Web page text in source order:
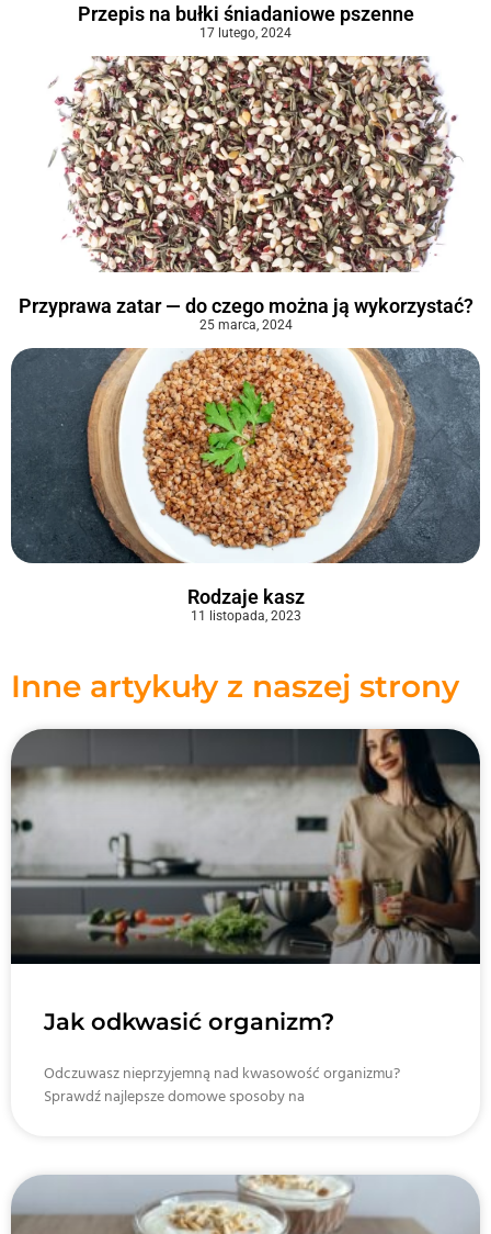
Przepis na bułki śniadaniowe pszenne
17 lutego, 2024
Przyprawa zatar — do czego można ją wykorzystać?
25 marca, 2024
Rodzaje kasz
11 listopada, 2023
Inne artykuły z naszej strony
Jak odkwasić organizm?
Odczuwasz nieprzyjemną nad kwasowość organizmu?
Sprawdź najlepsze domowe sposoby na